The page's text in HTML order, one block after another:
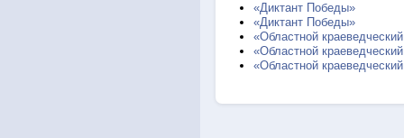
«Диктант Победы»
«Диктант Победы»
«Областной
«Областной
«Областной